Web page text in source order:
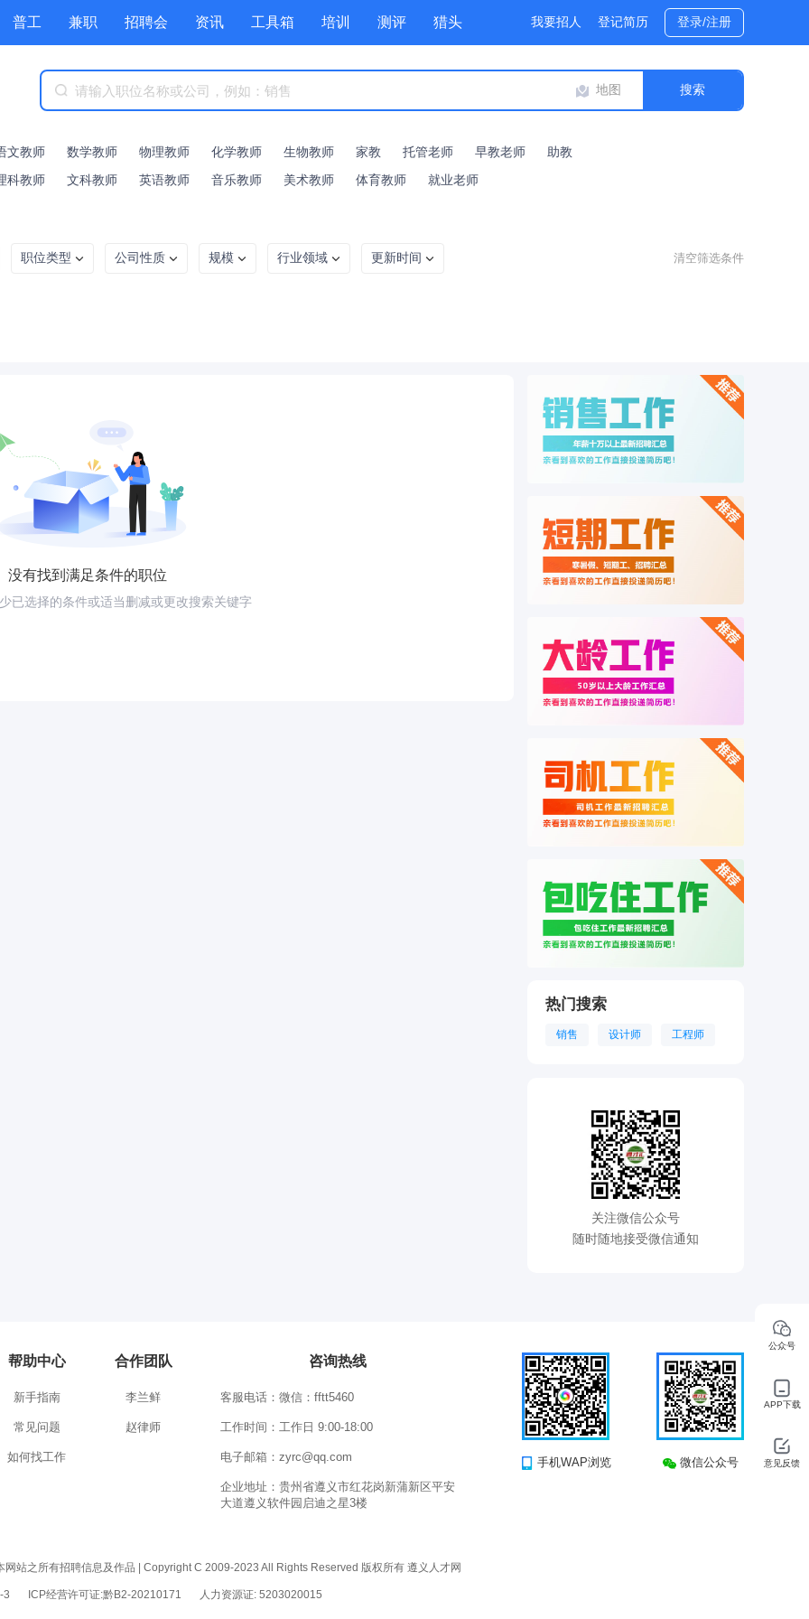
普工 兼职 招聘会 资讯 工具箱 培训 测评 猎头 我要招人 登记简历 登录/注册
地图
文教师 数学教师 物理教师 化学教师 生物教师 家教 托管老师 早教老师
助教
科教师 文科教师 英语教师 音乐教师 美术教师 体育教师 就业老师
职位类型 公司性质 规模 行业领域 更新时间 清空筛选条件
没有找到满足条件的职位
已选择的条件或适当删减或更改搜索关键字
热门搜索
销售 设计师 工程师
关注微信公众号
随时随地接受微信通知
帮助中心
新手指南
常见问题
如何找工作
合作团队
李兰鲜
赵律师
咨询热线
客服电话：微信：fftt5460
工作时间：工作日 9:00-18:00
电子邮箱：zyrc@qq.com
企业地址：贵州省遵义市红花岗新蒲新区平安
大道遵义软件园启迪之星3楼
手机WAP浏览 微信公众号
站之所有招聘信息及作品 | Copyright C 2009-2023 All Rights Reserved 版权所有 遵义人才网
3 ICP经营许可证:黔B2-20210171 人力资源证: 5203020015
公众号
APP下载
意见反馈